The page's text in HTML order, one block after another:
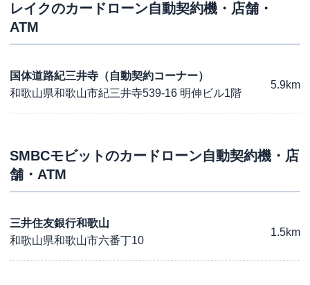
レイクのカードローン自動契約機・店舗・
ATM
国体道路紀三井寺（自動契約コーナー）
和歌山県和歌山市紀三井寺539-16 明伸ビル1階
5.9km
SMBCモビットのカードローン自動契約機・店
舗・ATM
三井住友銀行和歌山
和歌山県和歌山市六番丁10
1.5km